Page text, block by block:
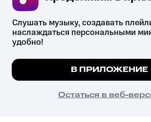
психотропных веществ, их аналогов
их незаконный оборот запрещён и влечёт
законодательством ответственность.
© 2026 ООО «КИОН».
Все права защищены
Мы используем куки, чтобы на
Подробнее
ПОНЯТНО
Слушать музыку, создавать
наслаждаться персональными
удобно!
В ПРИЛОЖЕНИЕ
Остаться в веб-